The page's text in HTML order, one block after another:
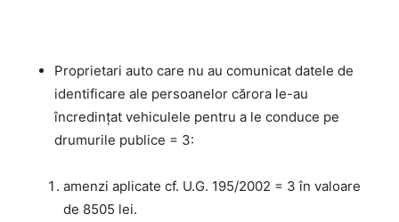
Proprietari auto care nu au comunicat datele de
identificare ale persoanelor cărora le-au
încredinţat vehiculele pentru a le conduce pe
drumurile publice = 3:
amenzi aplicate cf. U.G. 195/2002 = 3 în valoare
de 8505 lei.